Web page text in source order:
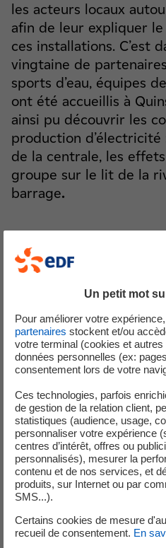
les acteurs locaux
afin de leur expliquer
ces installations. C’est
vingtaine de
sports d’eau, équipes
ont été accueillis à
ainsi pu découvrir les
production
de la centrale, les
groupe sur le lit de la
barrage.
L’hydroélectricité est la
hydraulique permet de
aux besoins énergétiques.
traduire par de rapides
d’eau à l’aval des barrages et
des phénomènes
Les promeneurs, baigneurs,
pratiquant des sports en
confrontés à plusieurs types
ouvrages hydrauliques :
- Se retrouver isolés sur un
- Être emportés par
d’une centrale ou d’un barrage.
- Être entrainés par le courant
retenue.
Un petit mot
Pour améliorer votre
partenaires stockent et/ou
votre terminal (cookies et
données personnelles (ex:
consentement lors de votre
Ces technologies, parfois
de gestion de la relation client,
statistiques (audience, usage,
personnaliser votre expérience
centres d’intérêt, offres ou
personnalisés), mesurer la
contenu et de nos services, et
produits, sur Internet ou par
SMS...).
Certains cookies de mesure
recueil de consentement. En